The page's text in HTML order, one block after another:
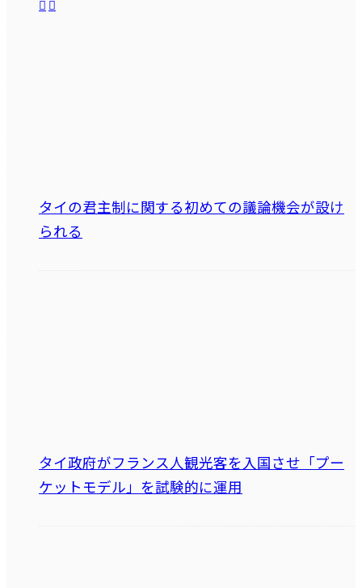
タイの君主制に関する初めての議論機会が設け
られる
タイ政府がフランス人観光客を入国させ「プー
ケットモデル」を試験的に運用